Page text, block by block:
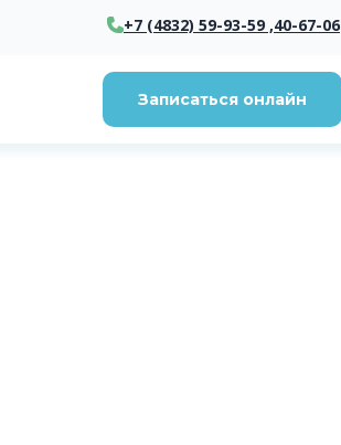
Записаться онлайн
+7 (4832) 59-93-59 ,40-67-06